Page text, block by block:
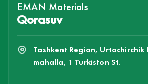
EMAN Materials
Qorasuv
Tashkent Region, Urtachirchik
mahalla, 1 Turkiston St.